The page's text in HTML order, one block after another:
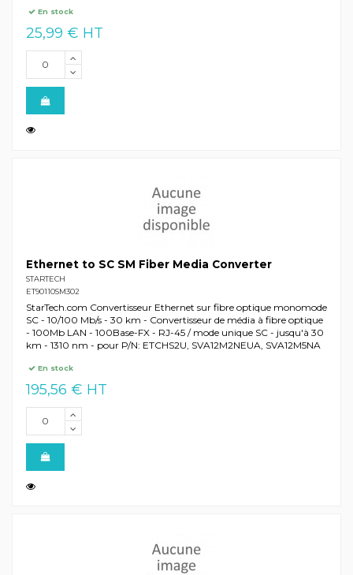
En stock
25,99 € HT
Ethernet to SC SM Fiber Media Converter
STARTECH
ET90110SM302
StarTech.com Convertisseur Ethernet sur fibre optique monomode
SC - 10/100 Mb/s - 30 km - Convertisseur de média à fibre optique
- 100Mb LAN - 100Base-FX - RJ-45 / mode unique SC - jusqu'à 30
km - 1310 nm - pour P/N: ETCHS2U, SVA12M2NEUA, SVA12M5NA
En stock
195,56 € HT